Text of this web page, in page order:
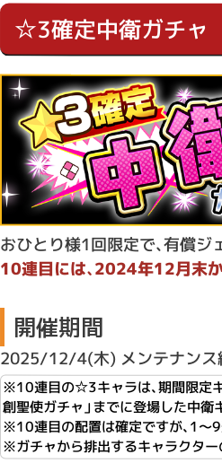
☆3確定中衛ガチャ
おひとり様1回限定で、有償
10連目には、2024年12月末
開催期間
2025/12/4(木) メンテナン
※10連目の☆3キャラは、期間限定
創聖使ガチャ」までに登場した中衛
※10連目の配置は確定ですが、1〜9
※ガチャから排出するキャラクター